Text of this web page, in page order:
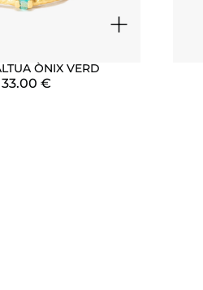
+
ÒNIX VERD
33.00 €